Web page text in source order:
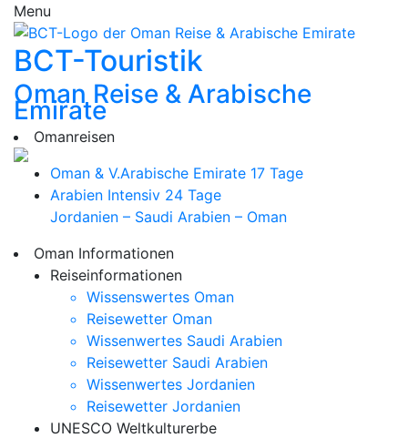
Menu
BCT-Touristik
Oman Reise & Arabische
Emirate
Omanreisen
Oman & V.Arabische Emirate 17 Tage
Arabien Intensiv 24 Tage
Jordanien – Saudi Arabien – Oman
Oman Informationen
Reiseinformationen
Wissenswertes Oman
Reisewetter Oman
Wissenwertes Saudi Arabien
Reisewetter Saudi Arabien
Wissenwertes Jordanien
Reisewetter Jordanien
UNESCO Weltkulturerbe